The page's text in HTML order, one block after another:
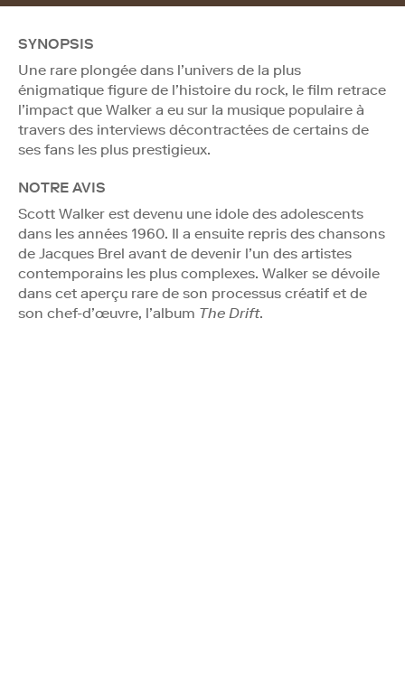
SYNOPSIS
Une rare plongée dans l’univers de la plus
énigmatique figure de l’histoire du rock, le film retrace
l’impact que Walker a eu sur la musique populaire à
travers des interviews décontractées de certains de
ses fans les plus prestigieux.
NOTRE AVIS
Scott Walker est devenu une idole des adolescents
dans les années 1960. Il a ensuite repris des chansons
de Jacques Brel avant de devenir l’un des artistes
contemporains les plus complexes. Walker se dévoile
dans cet aperçu rare de son processus créatif et de
son chef-d’œuvre, l’album The Drift.